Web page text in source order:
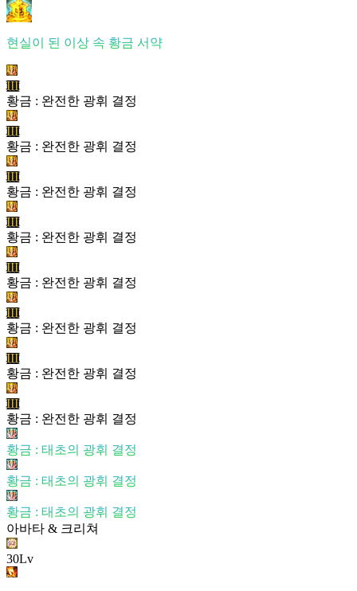
현실이 된 이상 속 황금 서약
III
황금 : 완전한 광휘 결정
III
황금 : 완전한 광휘 결정
III
황금 : 완전한 광휘 결정
III
황금 : 완전한 광휘 결정
III
황금 : 완전한 광휘 결정
III
황금 : 완전한 광휘 결정
III
황금 : 완전한 광휘 결정
III
황금 : 완전한 광휘 결정
황금 : 태초의 광휘 결정
황금 : 태초의 광휘 결정
황금 : 태초의 광휘 결정
아바타 & 크리쳐
30Lv